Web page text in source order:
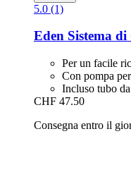
5.0 (1)
Eden Sistema
Per un facile
Con pompa
Incluso tubo
CHF 47.50
Consegna entro il